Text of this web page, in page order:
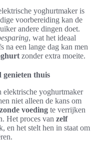
yoghurtmaker is
voorbereiding kan de
andere dingen doet.
, wat het ideaal
na een lange dag kan men
zonder extra moeite.
thuis
elektrische yoghurtmaker
niet alleen de kans om
voeding te verrijken
Het proces van zelf
en het stelt hen in staat om